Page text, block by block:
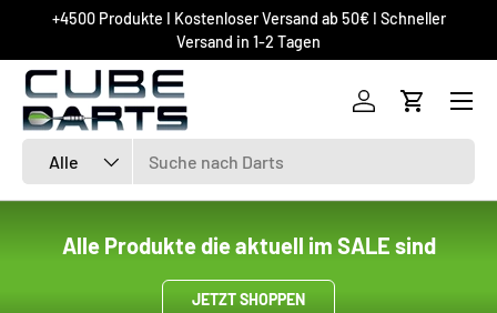
DIREKT ZUM INHALT
+4500 Produkte I Kostenloser Versand ab 50€ I Schneller
Versand in 1-2 Tagen
Alle
Einloggen
Alle Produkte die aktuell im SALE sind
JETZT SHOPPEN